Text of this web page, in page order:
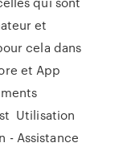
et
cela dans
et App
Utilisation
- Assistance